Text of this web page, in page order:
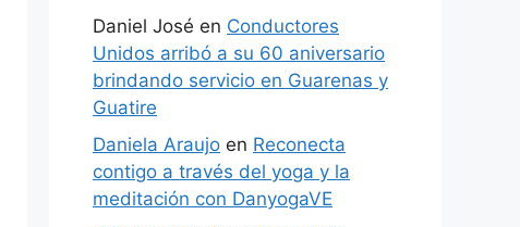
Daniel José en Conductores
Unidos arribó a su 60 aniversario
brindando servicio en Guarenas y
Guatire
Daniela Araujo en Reconecta
contigo a través del yoga y la
meditación con DanyogaVE